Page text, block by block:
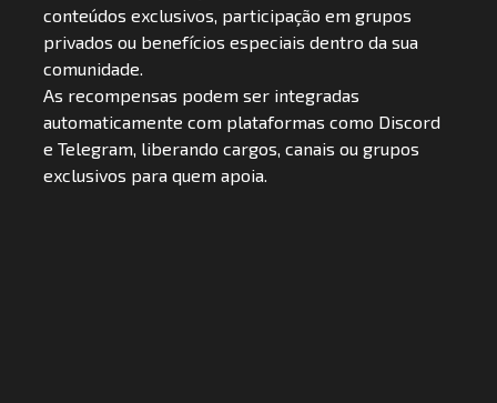
conteúdos exclusivos, participação em grupos
privados ou benefícios especiais dentro da sua
comunidade.
As recompensas podem ser integradas
automaticamente com plataformas como Discord
e Telegram, liberando cargos, canais ou grupos
exclusivos para quem apoia.